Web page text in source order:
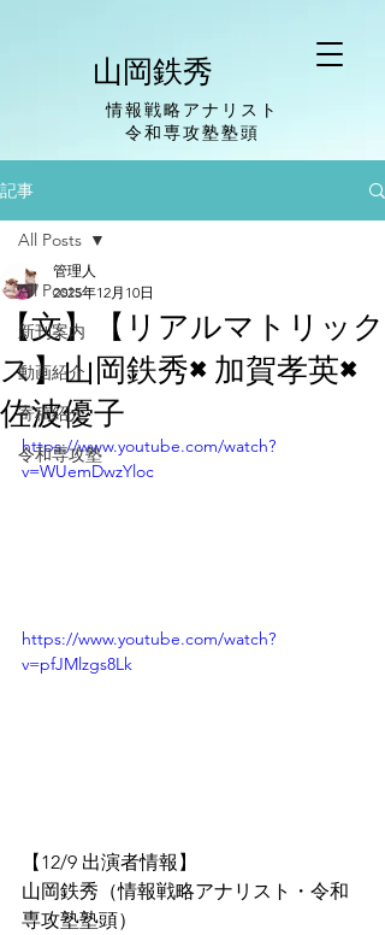
山岡鉄秀
情報戦略アナリスト
​令和専攻塾塾頭
記事
All Posts
新刊案内
動画紹介
寄稿紹介
令和専攻塾
All Posts
【文】【リアルマトリック
ス】山岡鉄秀×加賀孝英×
佐波優子
管理人
2025年12月10日
https://www.youtube.com/watch?
v=WUemDwzYloc
https://www.youtube.com/watch?
v=pfJMlzgs8Lk
【12/9 出演者情報】
山岡鉄秀（情報戦略アナリスト・令和
専攻塾塾頭）